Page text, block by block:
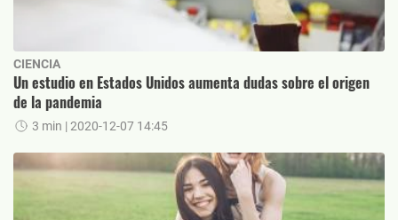
CIENCIA
Un estudio en Estados Unidos aumenta dudas sobre el origen
de la pandemia
3 min | 2020-12-07 14:45